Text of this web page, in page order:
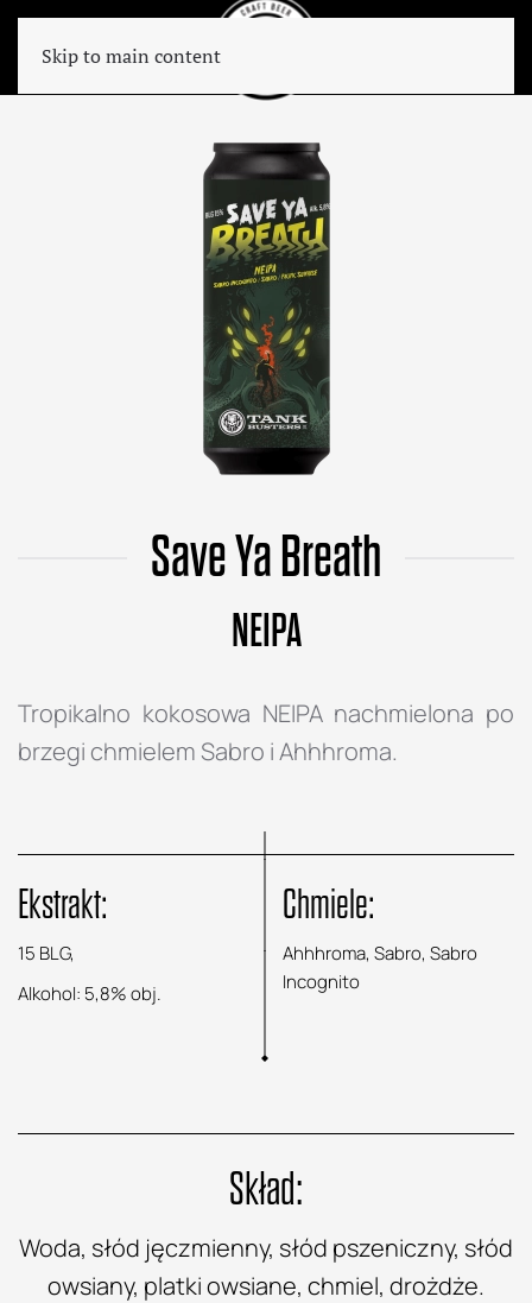
Skip to main content
Save Ya Breath
NEIPA
Tropikalno kokosowa NEIPA nachmielona po
brzegi chmielem Sabro i Ahhhroma.
Ekstrakt:
15 BLG,
Alkohol: 5,8% obj.
Chmiele:
Ahhhroma, Sabro, Sabro
Incognito
Skład:
Woda, słód jęczmienny, słód pszeniczny, słód
owsiany, platki owsiane, chmiel, drożdże.